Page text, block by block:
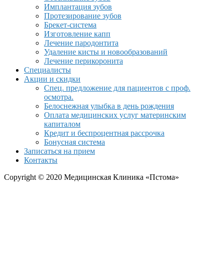
Имплантация зубов
Протезирование зубов
Брекет-система
Изготовление капп
Лечение пародонтита
Удаление кисты и новообразований
Лечение перикоронита
Специалисты
Акции и скидки
Спец. предложение для пациентов с проф.
осмотра.
Белоснежная улыбка в день рождения
Оплата медицинских услуг материнским
капиталом
Кредит и беспроцентная рассрочка
Бонусная система
Записаться на прием
Контакты
Copyright © 2020 Медицинская Клиника «Пстома»